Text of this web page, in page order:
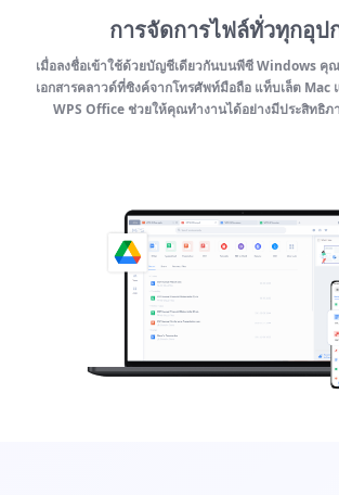
การจัดการไฟล์ทั่วทุกอุ
เมื่อลงชื่อเข้าใช้ด้วยบัญชีเดียวกันบนพีซี Windows คุ
เอกสารคลาวด์ที่ซิงค์จากโทรศัพท์มือถือ แท็บเล็ต Mac
WPS Office ช่วยให้คุณทำงานได้อย่างมีประสิทธิ